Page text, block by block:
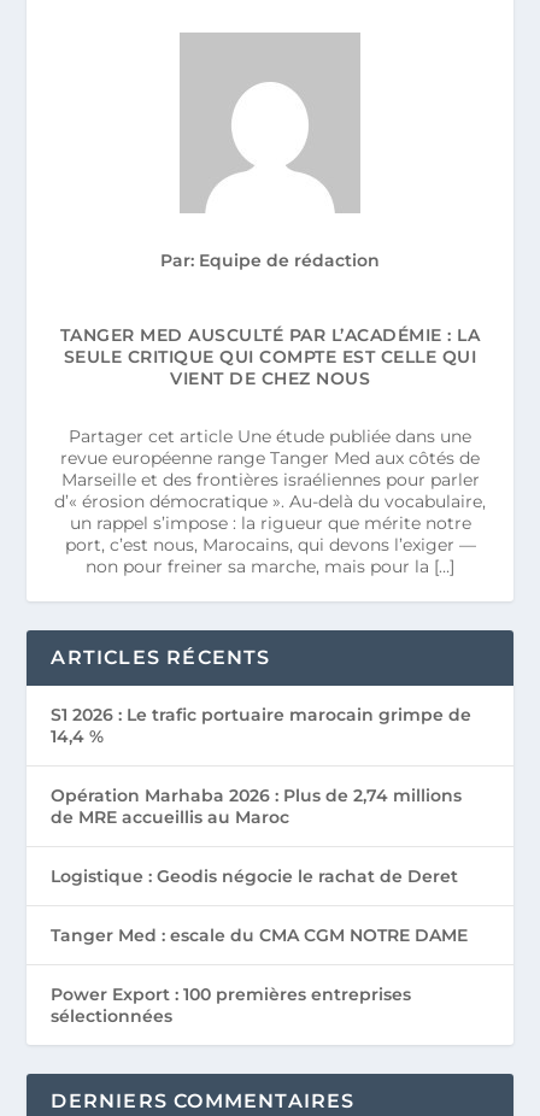
Par: Equipe de rédaction
TANGER MED AUSCULTÉ PAR L’ACADÉMIE : LA
SEULE CRITIQUE QUI COMPTE EST CELLE QUI
VIENT DE CHEZ NOUS
Partager cet article Une étude publiée dans une
revue européenne range Tanger Med aux côtés de
Marseille et des frontières israéliennes pour parler
d’« érosion démocratique ». Au-delà du vocabulaire,
un rappel s’impose : la rigueur que mérite notre
port, c’est nous, Marocains, qui devons l’exiger —
non pour freiner sa marche, mais pour la […]
ARTICLES RÉCENTS
S1 2026 : Le trafic portuaire marocain grimpe de
14,4 %
Opération Marhaba 2026 : Plus de 2,74 millions
de MRE accueillis au Maroc
Logistique : Geodis négocie le rachat de Deret
Tanger Med : escale du CMA CGM NOTRE DAME
Power Export : 100 premières entreprises
sélectionnées
DERNIERS COMMENTAIRES